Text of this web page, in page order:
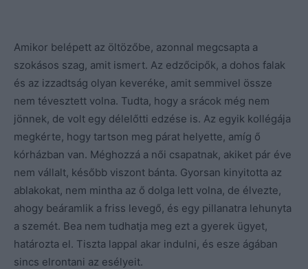
Amikor belépett az öltözőbe, azonnal megcsapta a
szokásos szag, amit ismert. Az edzőcipők, a dohos falak
és az izzadtság olyan keveréke, amit semmivel össze
nem tévesztett volna. Tudta, hogy a srácok még nem
jönnek, de volt egy délelőtti edzése is. Az egyik kollégája
megkérte, hogy tartson meg párat helyette, amíg ő
kórházban van. Méghozzá a női csapatnak, akiket pár éve
nem vállalt, később viszont bánta. Gyorsan kinyitotta az
ablakokat, nem mintha az ő dolga lett volna, de élvezte,
ahogy beáramlik a friss levegő, és egy pillanatra lehunyta
a szemét. Bea nem tudhatja meg ezt a gyerek ügyet,
határozta el. Tiszta lappal akar indulni, és esze ágában
sincs elrontani az esélyeit.